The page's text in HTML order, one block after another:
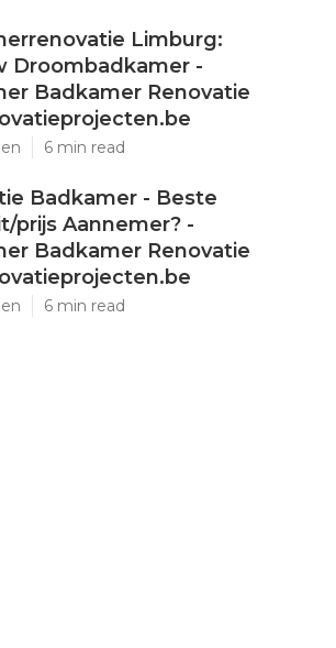
Limburg:
Droombadkamer -
Badkamer Renovatie
6 min read
Badkamer - Beste
prijs Aannemer? -
Badkamer Renovatie
6 min read